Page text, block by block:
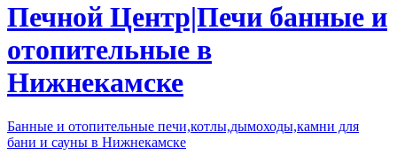
Печной Центр|Печи банные и
отопительные в
Нижнекамске
Банные и отопительные печи,котлы,дымоходы,камни для
бани и сауны в Нижнекамске